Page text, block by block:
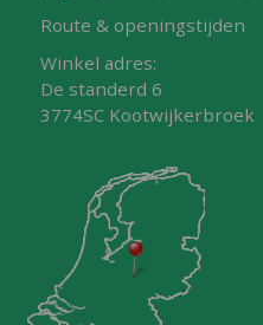
Route & openingstijden
Winkel adres:
De standerd 6
3774SC Kootwijkerbroek